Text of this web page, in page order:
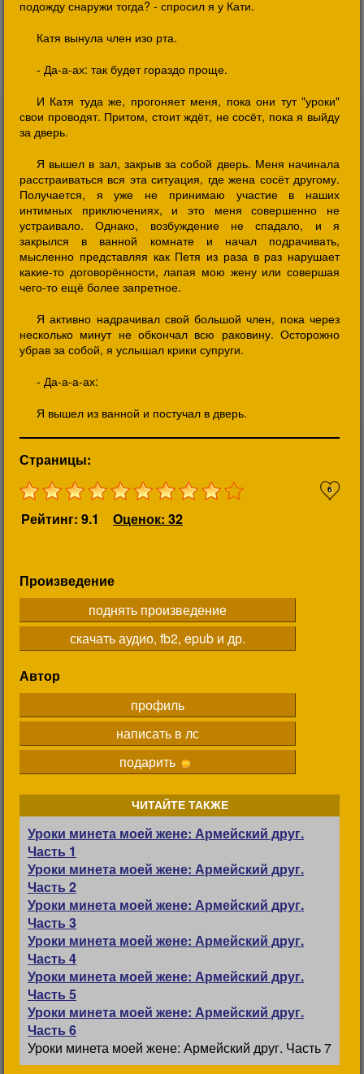
подожду снаружи тогда? - спросил я у Кати.
Катя вынула член изо рта.
- Да-а-ах: так будет гораздо проще.
И Катя туда же, прогоняет меня, пока они тут "уроки"
свои проводят. Притом, стоит ждёт, не сосёт, пока я выйду
за дверь.
Я вышел в зал, закрыв за собой дверь. Меня начинала
расстраиваться вся эта ситуация, где жена сосёт другому.
Получается, я уже не принимаю участие в наших
интимных приключениях, и это меня совершенно не
устраивало. Однако, возбуждение не спадало, и я
закрылся в ванной комнате и начал подрачивать,
мысленно представляя как Петя из раза в раз нарушает
какие-то договорённости, лапая мою жену или совершая
чего-то ещё более запретное.
Я активно надрачивал свой большой член, пока через
несколько минут не обкончал всю раковину. Осторожно
убрав за собой, я услышал крики супруги.
- Да-а-а-ах:
Я вышел из ванной и постучал в дверь.
Страницы:
6
Рейтинг: 9.1 Оценок: 32
Произведение
поднять произведение
скачать аудио, fb2, epub и др.
Автор
профиль
написать в лс
подарить
ЧИТАЙТЕ ТАКЖЕ
Уроки минета моей жене: Армейский друг.
Часть 1
Уроки минета моей жене: Армейский друг.
Часть 2
Уроки минета моей жене: Армейский друг.
Часть 3
Уроки минета моей жене: Армейский друг.
Часть 4
Уроки минета моей жене: Армейский друг.
Часть 5
Уроки минета моей жене: Армейский друг.
Часть 6
Уроки минета моей жене: Армейский друг. Часть 7